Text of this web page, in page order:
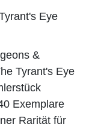
Eye
&
Tyrant's Eye
Exemplare
Rarität für